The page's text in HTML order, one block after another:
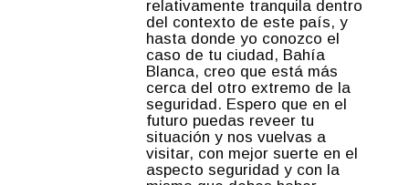
relativamente tranquila dentro
del contexto de este país, y
hasta donde yo conozco el
caso de tu ciudad, Bahía
Blanca, creo que está más
cerca del otro extremo de la
seguridad. Espero que en el
futuro puedas reveer tu
situación y nos vuelvas a
visitar, con mejor suerte en el
aspecto seguridad y con la